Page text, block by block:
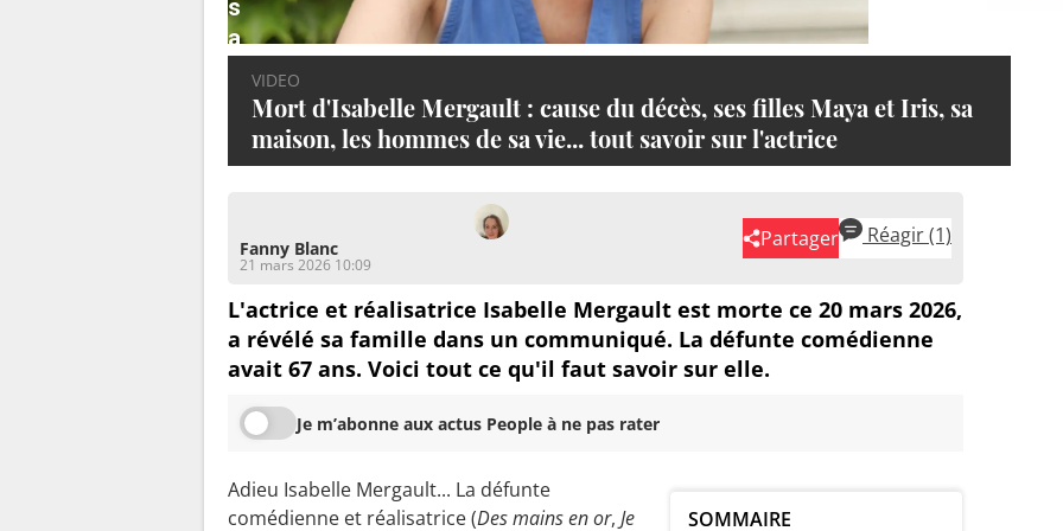
s
a
s
e
s
h
m
e
VIDEO
Mort d'Isabelle Mergault : cause du décès, ses filles Maya et Iris, sa
maison, les hommes de sa vie... tout savoir sur l'actrice
Fanny Blanc
21 mars 2026 10:09
Partager Réagir(1)
L'actrice et réalisatrice Isabelle Mergault est morte ce 20 mars 2026,
a révélé sa famille dans un communiqué. La défunte comédienne
avait 67 ans. Voici tout ce qu'il faut savoir sur elle.
Je m’abonne aux actus People à ne pas rater
SOMMAIRE
Adieu Isabelle Mergault... La défunte
comédienne et réalisatrice (Des mains en or, Je